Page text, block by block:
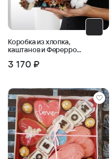
Коробка из хлопка,
каштанов и Ферерро
3 170 ₽